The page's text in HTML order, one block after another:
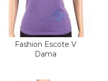
Fashion Escote V
Dama